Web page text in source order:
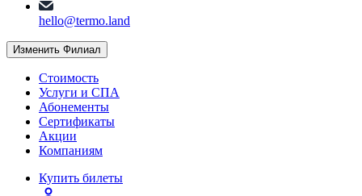
hello@termo.land
Изменить Филиал
Стоимость
Услуги и СПА
Абонементы
Сертификаты
Акции
Компаниям
Купить билеты